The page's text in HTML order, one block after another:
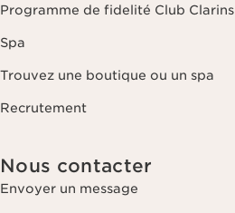
Programme de fidelité Club Clarins
Spa
Trouvez une boutique ou un spa
Recrutement
Nous contacter
Envoyer un message